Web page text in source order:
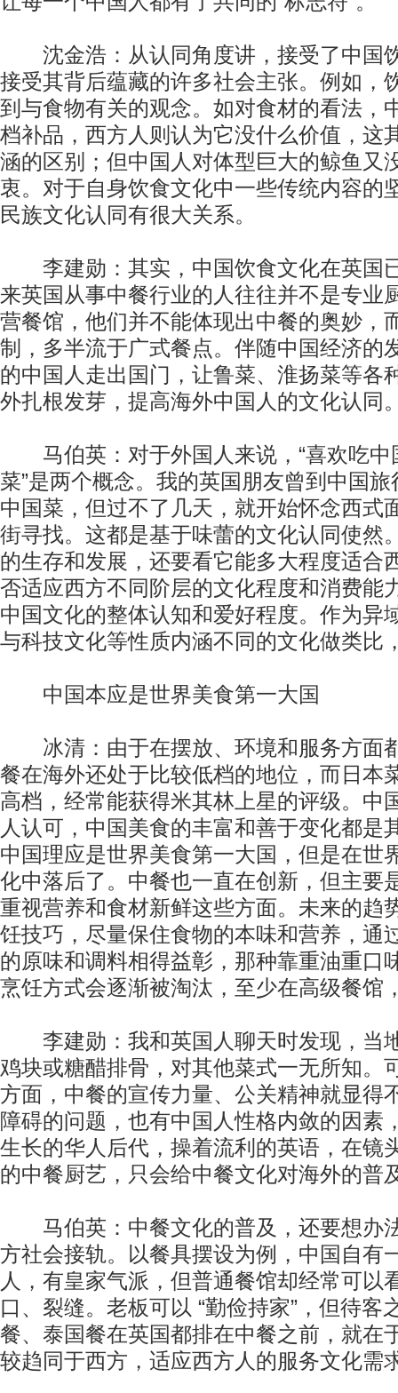
沈金浩：从认同角度讲，接受了中国
接受其背后蕴藏的许多社会主张。例如，
到与食物有关的观念。如对食材的看法，
档补品，西方人则认为它没什么价值，这
涵的区别；但中国人对体型巨大的鲸鱼又
衷。对于自身饮食文化中一些传统内容的
民族文化认同有很大关系。
李建勋：其实，中国饮食文化在英国
来英国从事中餐行业的人往往并不是专业
营餐馆，他们并不能体现出中餐的奥妙，
制，多半流于广式餐点。伴随中国经济的
的中国人走出国门，让鲁菜、淮扬菜等各
外扎根发芽，提高海外中国人的文化认同
马伯英：对于外国人来说，“喜欢吃中
菜”是两个概念。我的英国朋友曾到中国
中国菜，但过不了几天，就开始怀念西式
街寻找。这都是基于味蕾的文化认同使然
的生存和发展，还要看它能多大程度适合
否适应西方不同阶层的文化程度和消费能
中国文化的整体认知和爱好程度。作为异
与科技文化等性质内涵不同的文化做类比
中国本应是世界美食第一大国
冰清：由于在摆放、环境和服务方面
餐在海外还处于比较低档的地位，而日本
高档，经常能获得米其林上星的评级。中
人认可，中国美食的丰富和善于变化都是
中国理应是世界美食第一大国，但是在世
化中落后了。中餐也一直在创新，但主要
重视营养和食材新鲜这些方面。未来的趋
饪技巧，尽量保住食物的本味和营养，通
的原味和调料相得益彰，那种靠重油重口
烹饪方式会逐渐被淘汰，至少在高级餐馆
李建勋：我和英国人聊天时发现，当
鸡块或糖醋排骨，对其他菜式一无所知。
方面，中餐的宣传力量、公关精神就显得
障碍的问题，也有中国人性格内敛的因素
生长的华人后代，操着流利的英语，在镜
的中餐厨艺，只会给中餐文化对海外的普
马伯英：中餐文化的普及，还要想办
方社会接轨。以餐具摆设为例，中国自有
人，有皇家气派，但普通餐馆却经常可以
口、裂缝。老板可以 “勤俭持家”，但待客
餐、泰国餐在英国都排在中餐之前，就在
较趋同于西方，适应西方人的服务文化需